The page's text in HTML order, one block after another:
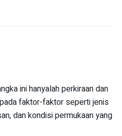
ini hanyalah perkiraan dan
faktor-faktor seperti jenis
dan kondisi permukaan yang